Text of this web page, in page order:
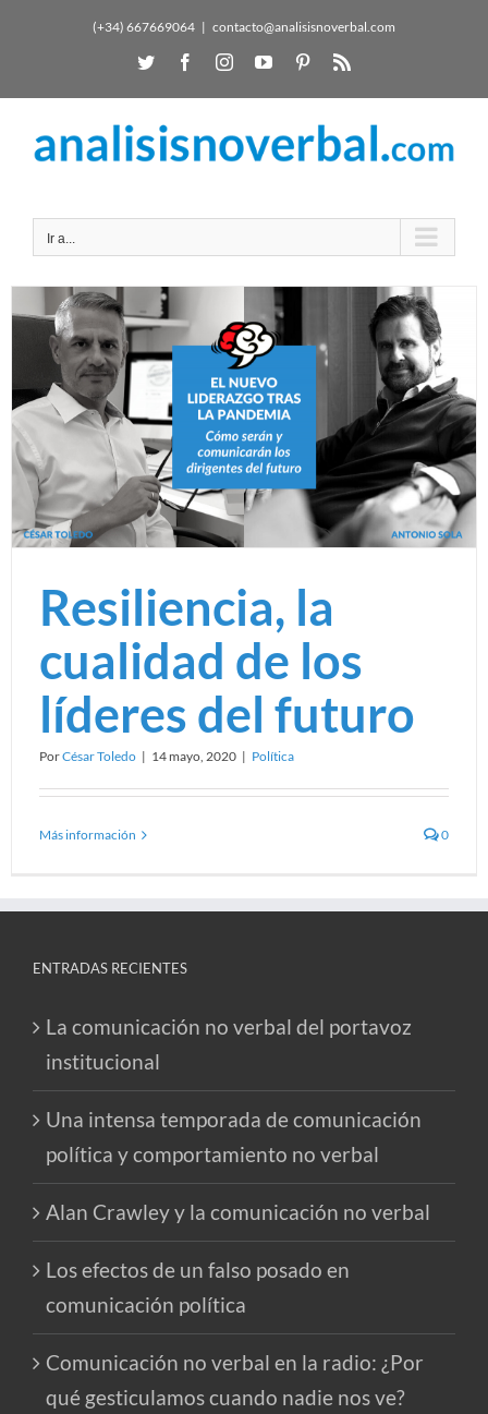
(+34) 667669064 | contacto@analisisnoverbal.com
Ir a...
Resiliencia, la
cualidad de los
líderes del futuro
PorCésar Toledo | 14 mayo, 2020 | Política
Más información 0
ENTRADAS RECIENTES
La comunicación no verbal del portavoz
institucional
Una intensa temporada de comunicación
política y comportamiento no verbal
Alan Crawley y la comunicación no verbal
Los efectos de un falso posado en
comunicación política
Comunicación no verbal en la radio: ¿Por
qué gesticulamos cuando nadie nos ve?